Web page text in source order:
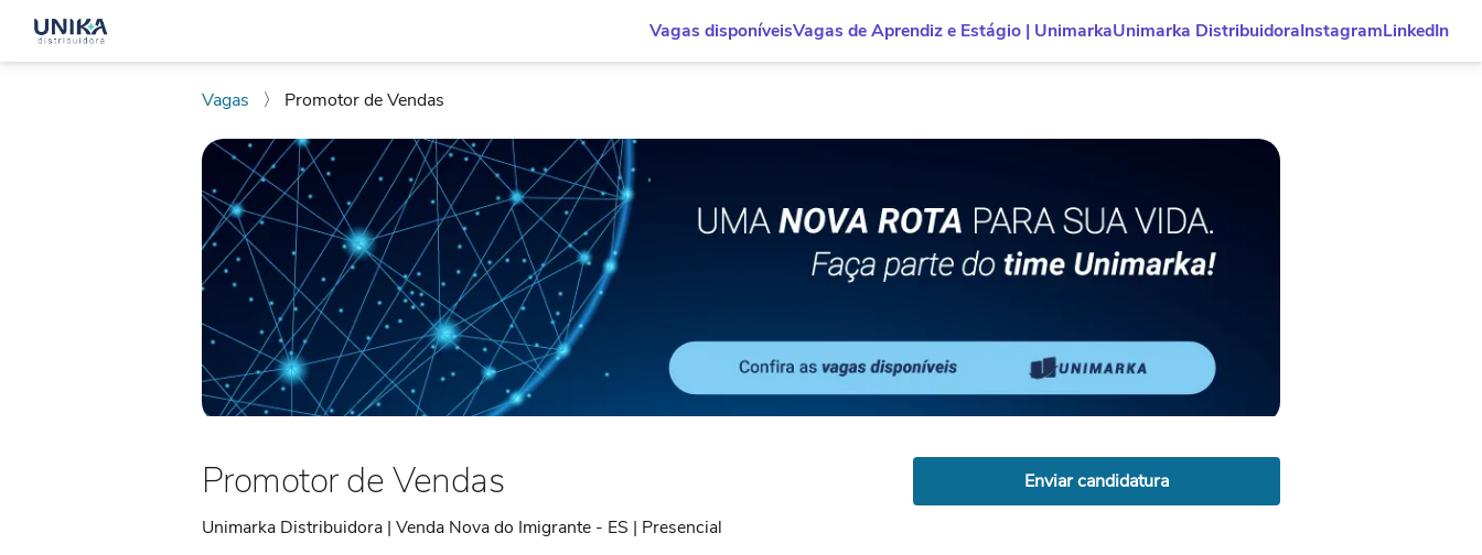
Vagas disponíveisVagas de Aprendiz e Estágio | UnimarkaUnimarka DistribuidoraInstagramLinkedIn
Vagas 〉 Promotor de Vendas
Promotor de Vendas
Unimarka Distribuidora | Venda Nova do Imigrante - ES | Presencial
Enviar candidatura